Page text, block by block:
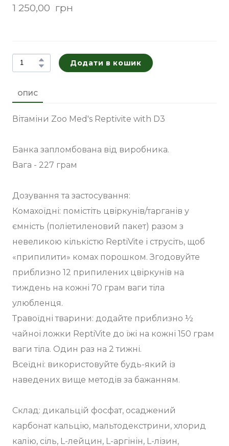
1 250,00  грн
Додати в кошик
ОПИС
Вітаміни Zoo Med's Reptivite with D3
Банка запломбована від виробника.
Вага - 227 грам
Дозування та застосування:
Комахоїдні: помістіть цвіркунів/тарганів у
ємність (поліетиленовий пакет) разом з
невеликою кількістю ReptiVite і струсіть, щоб
«припилити» комах порошком. Згодовуйте
приблизно 12 припилених цвіркунів на
тиждень на кожні 70 грам ваги тіла
улюбленця.
Травоїдні тварини: додайте приблизно ½
чайної ложки ReptiVite до їжі на кожні 150 грам
ваги тіла. Один раз на 2 тижні.
Всеїдні: використовуйте будь-який із
наведених вище методів за бажанням.
Склад: дикальцій фосфат, осаджений
карбонат кальцію, мальтодекстрини, хлорид
калію, сіль, L-лейцин, L-аргінін, L-лізин,